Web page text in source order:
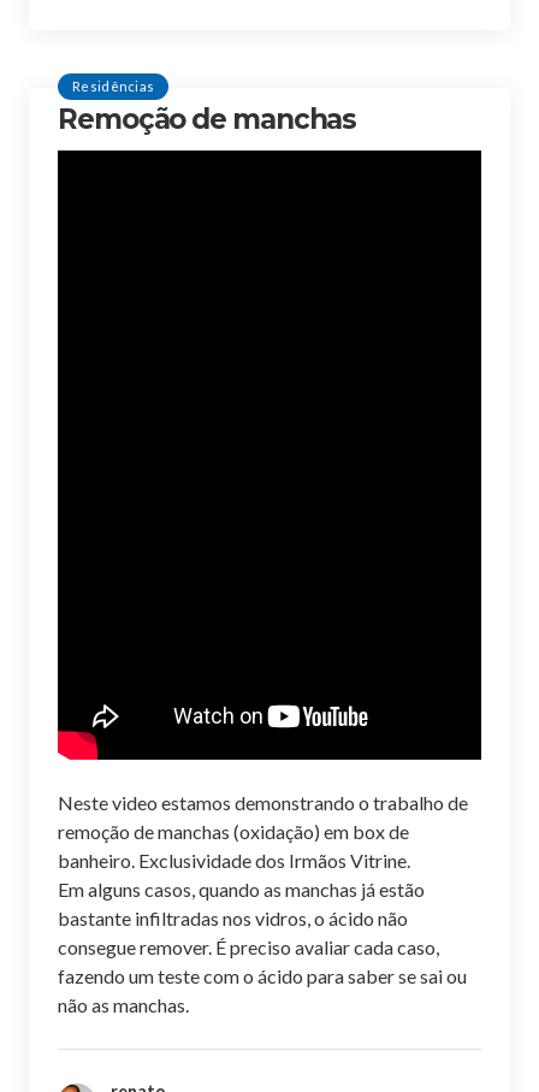
Residências
Remoção de manchas
Neste video estamos demonstrando o trabalho de
remoção de manchas (oxidação) em box de
banheiro. Exclusividade dos Irmãos Vitrine.
Em alguns casos, quando as manchas já estão
bastante infiltradas nos vidros, o ácido não
consegue remover. É preciso avaliar cada caso,
fazendo um teste com o ácido para saber se sai ou
não as manchas.